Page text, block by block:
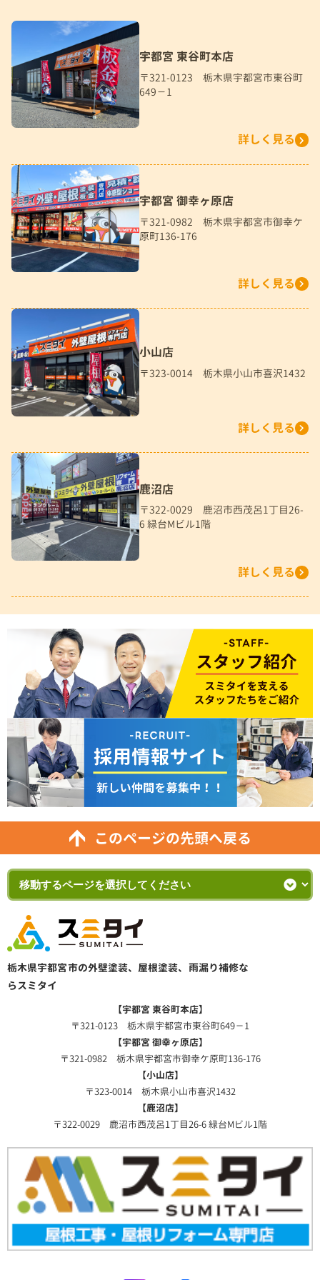
宇都宮 東谷町本店
〒321-0123 栃木県宇都宮市東谷町
649－1
詳しく見る
宇都宮 御幸ヶ原店
〒321-0982 栃木県宇都宮市御幸ケ
原町136-176
詳しく見る
小山店
〒323-0014 栃木県小山市喜沢1432
詳しく見る
鹿沼店
〒322-0029 鹿沼市西茂呂1丁目26-
6 緑台Mビル1階
詳しく見る
このページの先頭へ戻る
栃木県宇都宮市の外壁塗装、屋根塗装、雨漏り補修な
らスミタイ
【宇都宮 東谷町本店】
〒321-0123 栃木県宇都宮市東谷町649－1
【宇都宮 御幸ヶ原店】
〒321-0982 栃木県宇都宮市御幸ケ原町136-176
【小山店】
〒323-0014 栃木県小山市喜沢1432
【鹿沼店】
〒322-0029 鹿沼市西茂呂1丁目26-6 緑台Mビル1階